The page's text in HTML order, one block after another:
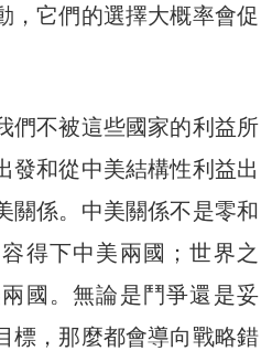
，它們的選擇大概率會促
們不被這些國家的利益所
發和從中美結構性利益出
關係。中美關係不是零和
得下中美兩國；世界之
國。無論是鬥爭還是妥
標，那麼都會導向戰略錯